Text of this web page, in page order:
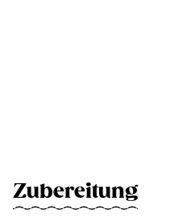
Zubereitung